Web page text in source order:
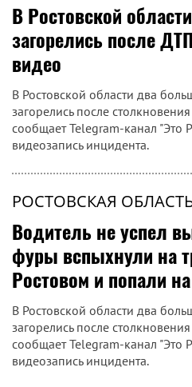
В Ростовской
загорелись после
видео
В Ростовской области два
загорелись после
сообщает Telegram-канал "Это
видеозапись инцидента.
РОСТОВСКАЯ
Водитель не успел
фуры вспыхнули на
Ростовом и попали
В Ростовской области два
загорелись после
сообщает Telegram-канал "Это
видеозапись инцидента.